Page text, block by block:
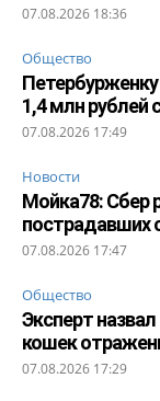
07.08.2026 18:36
Общество
1,4 млн рублей
07.08.2026 17:49
Новости
Мойка78: Сбер
пострадавших
07.08.2026 17:47
Общество
Эксперт
кошек
07.08.2026 17:29